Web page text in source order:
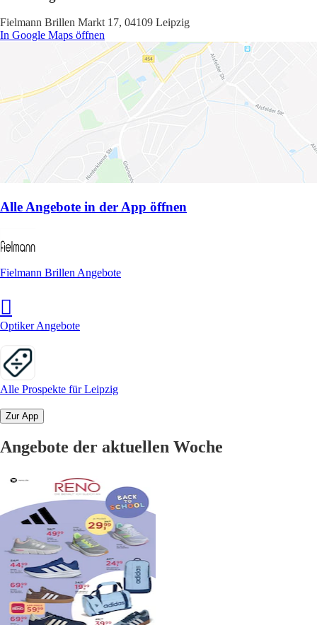
Fielmann Brillen Markt 17, 04109 Leipzig
In Google Maps öffnen
Alle Angebote in der App öffnen
Fielmann Brillen Angebote
Optiker Angebote
Alle Prospekte für Leipzig
Zur App
Angebote der aktuellen Woche